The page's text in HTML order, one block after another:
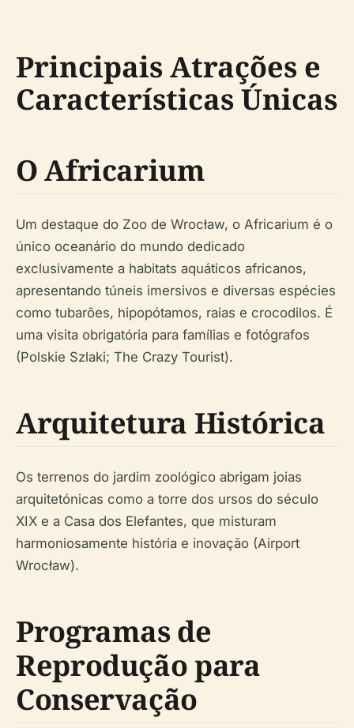
Principais Atrações e
Características Únicas
O Africarium
Um destaque do Zoo de Wrocław, o Africarium é o
único oceanário do mundo dedicado
exclusivamente a habitats aquáticos africanos,
apresentando túneis imersivos e diversas espécies
como tubarões, hipopótamos, raias e crocodilos. É
uma visita obrigatória para famílias e fotógrafos
(Polskie Szlaki; The Crazy Tourist).
Arquitetura Histórica
Os terrenos do jardim zoológico abrigam joias
arquitetónicas como a torre dos ursos do século
XIX e a Casa dos Elefantes, que misturam
harmoniosamente história e inovação (Airport
Wrocław).
Programas de
Reprodução para
Conservação